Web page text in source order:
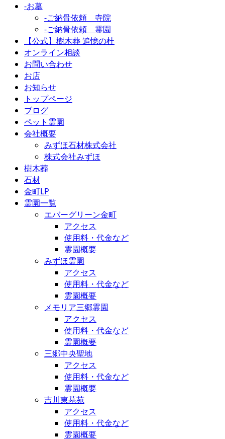
-お墓
-ご納骨依頼 寺院
-ご納骨依頼 霊園
【公式】樹木葬 追憶の杜
オンライン相談
お問い合わせ
お店
お知らせ
トップページ
ブログ
ペット霊園
会社概要
みずほ石材株式会社
株式会社みずほ
樹木葬
石材
金町LP
霊園一覧
エバーグリーン金町
アクセス
使用料・代金など
霊園概要
みずほ霊園
アクセス
使用料・代金など
霊園概要
メモリア三郷霊園
アクセス
使用料・代金など
霊園概要
三郷中央聖地
アクセス
使用料・代金など
霊園概要
吉川東墓苑
アクセス
使用料・代金など
霊園概要